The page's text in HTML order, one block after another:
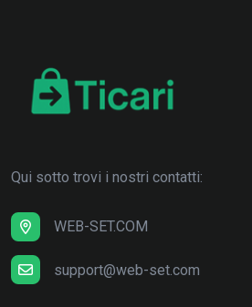
Qui sotto trovi i nostri contatti:
WEB-SET.COM
support@web-set.com